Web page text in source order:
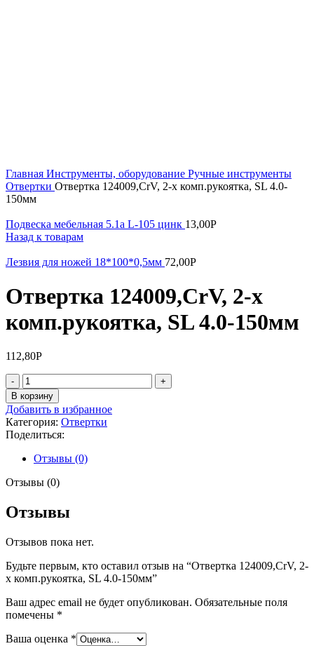
Главная Инструменты, оборудование Ручные инструменты
Отвертки Отвертка 124009,CrV, 2-х комп.рукоятка, SL 4.0-
150мм
Подвеска мебельная 5.1а L-105 цинк 13,00Р
Назад к товарам
Лезвия для ножей 18*100*0,5мм 72,00Р
Отвертка 124009,CrV, 2-х
комп.рукоятка, SL 4.0-150мм
112,80Р
Количество
товара
Отвертка
124009,CrV,
2-
х
комп.рукоятка,
SL
4.0-
В корзину
Добавить в избранное
Категория: Отвертки
Поделиться:
Отзывы (0)
Отзывы (0)
Отзывы
Отзывов пока нет.
Будьте первым, кто оставил отзыв на “Отвертка 124009,CrV, 2-
х комп.рукоятка, SL 4.0-150мм”
Ваш адрес email не будет опубликован. Обязательные поля
помечены *
Ваша оценка *